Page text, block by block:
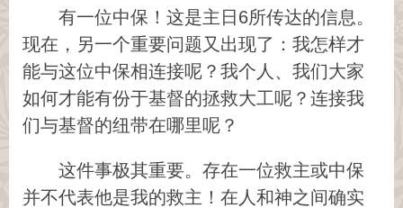
有一位中保！这是主日6所传达的信息。
现在，另一个重要问题又出现了：我怎样才
能与这位中保相连接呢？我个人、我们大家
如何才能有份于基督的拯救大工呢？连接我
们与基督的纽带在哪里呢？
这件事极其重要。存在一位救主或中保
并不代表他是我的救主！在人和神之间确实